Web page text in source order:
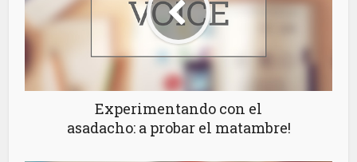
Experimentando con el
asadacho: a probar el matambre!